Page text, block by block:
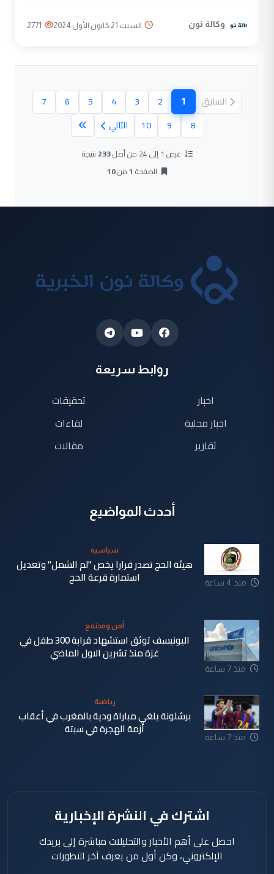
وكالة نون السبت 21 كانون الأول 2024 2771
السابق 1
(الصفحة الحالية)
2
3
4
5
6
7
8
9
10 التالي
عرض 1 إلى 24 من أصل 233 نتيجة
الصفحة 1من10
روابط سريعة
اخبار
اخبار محلية
تقارير
تحقيقات
لقاءات
مقالات
أحدث المواضيع
منذ 4 ساعة
سياسية
هيئة الحج تصدر قرارا يخص "لم الشمل" وتعديل
استمارة قرعة الحج
منذ 7 ساعة
أمن ومجتمع
اليونيسف توثق استشهاد قرابة 300 طفل في
غزة منذ تشرين الاول الماضي
منذ 7 ساعة
رياضية
برشلونة يلغي مباراة ودية بالمغرب في أعقاب
أزمة الهجرة في سبتة
اشترك في النشرة الإخبارية
احصل على أهم الأخبار والتحليلات مباشرة إلى بريدك
الإلكتروني، وكن أول من يعرف آخر التطورات